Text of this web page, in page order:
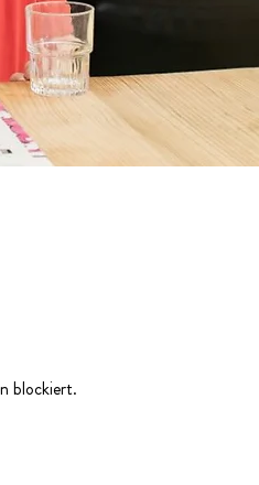
blockiert.